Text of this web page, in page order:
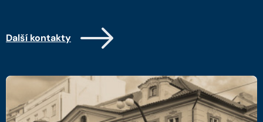
Další kontakty